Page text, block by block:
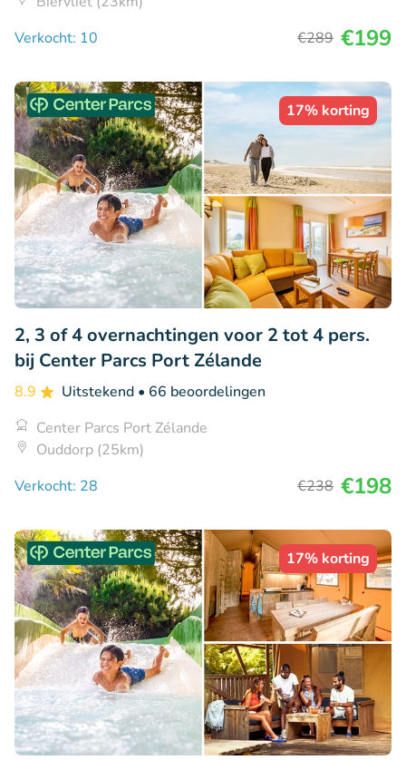
Verkocht: 10
€289 €199
17% korting
2, 3 of 4 overnachtingen voor 2 tot 4 pers.
bij Center Parcs Port Zélande
8.9 Uitstekend • 66 beoordelingen
Center Parcs Port Zélande
Ouddorp (25km)
Verkocht: 28
€238 €198
17% korting